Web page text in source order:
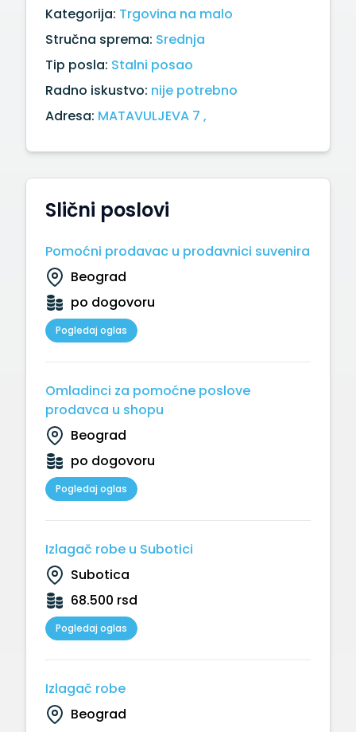
Slični poslovi
Pomoćni prodavac u prodavnici suvenira
Beograd
po dogovoru
Pogledaj oglas
Omladinci za pomoćne poslove
prodavca u shopu
Beograd
po dogovoru
Pogledaj oglas
Izlagač robe u Subotici
Subotica
68.500 rsd
Pogledaj oglas
Izlagač robe
Beograd
Kategorija: Trgovina na malo
Stručna sprema: Srednja
Tip posla: Stalni posao
Radno iskustvo: nije potrebno
Adresa: MATAVULJEVA 7 ,